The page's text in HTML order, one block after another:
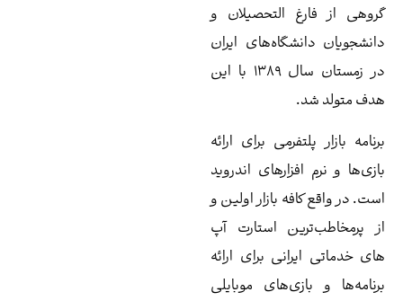
التحصیلان و
ایران
در زمستان سال ۱۳۸۹ با این
برای ارائه
اندروید
بازار اولین و
استارت آپ
برای ارائه
موبایلی